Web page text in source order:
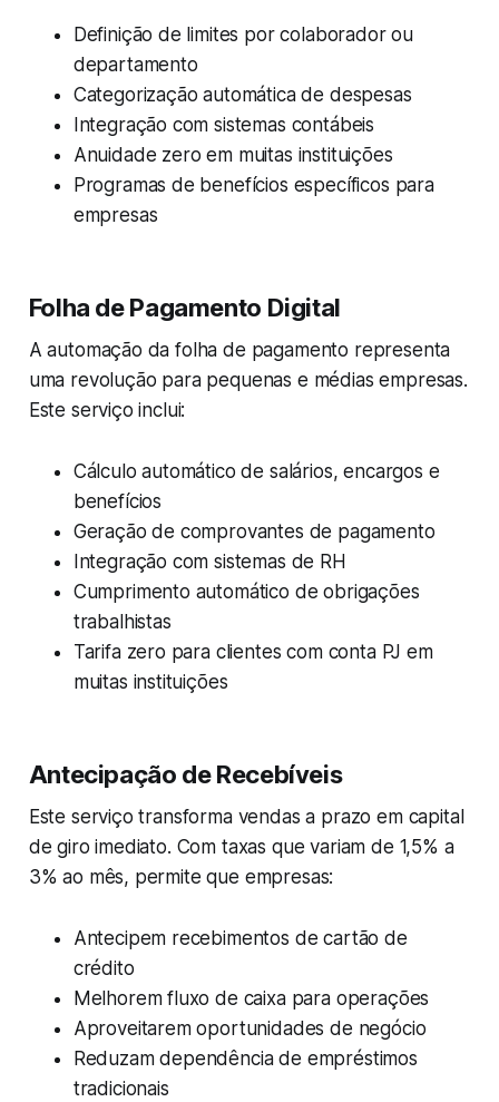
Definição de limites por colaborador ou
departamento
Categorização automática de despesas
Integração com sistemas contábeis
Anuidade zero em muitas instituições
Programas de benefícios específicos para
empresas
Folha de Pagamento Digital
A automação da folha de pagamento representa
uma revolução para pequenas e médias empresas.
Este serviço inclui:
Cálculo automático de salários, encargos e
benefícios
Geração de comprovantes de pagamento
Integração com sistemas de RH
Cumprimento automático de obrigações
trabalhistas
Tarifa zero para clientes com conta PJ em
muitas instituições
Antecipação de Recebíveis
Este serviço transforma vendas a prazo em capital
de giro imediato. Com taxas que variam de 1,5% a
3% ao mês, permite que empresas:
Antecipem recebimentos de cartão de
crédito
Melhorem fluxo de caixa para operações
Aproveitarem oportunidades de negócio
Reduzam dependência de empréstimos
tradicionais